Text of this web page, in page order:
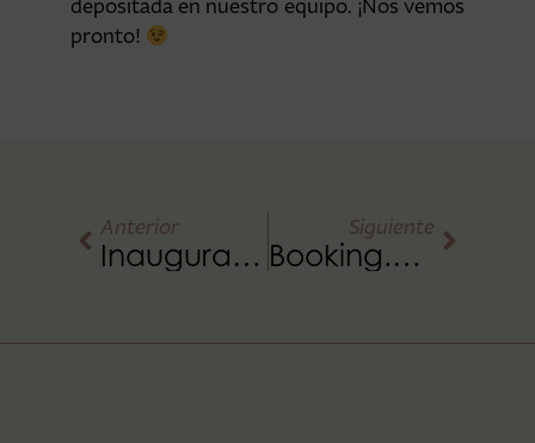
depositada en nuestro equipo. ¡Nos vemos
pronto!
Anterior
Inauguración del nuevo Moon Valencia en octubre
Siguiente
Booking.com celebra su evento en Valencia con Grupo Salamandra